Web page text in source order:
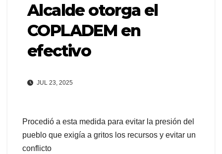
Alcalde otorga el
COPLADEM en
efectivo
JUL 23, 2025
Procedió a esta medida para evitar la presión del
pueblo que exigía a gritos los recursos y evitar un
conflicto